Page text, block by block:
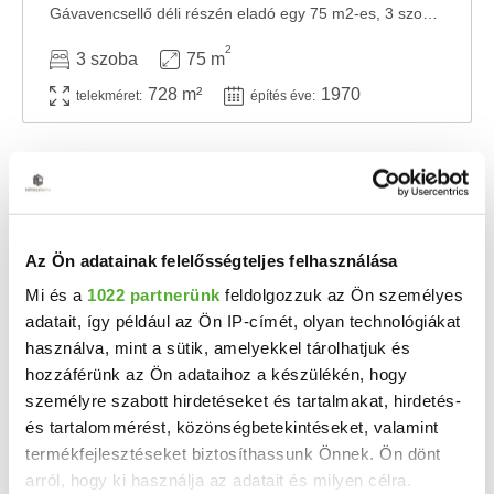
Az Ön adatainak felelősségteljes felhasználása
Mi és a 1022 partnerünk feldolgozzuk az Ön személyes
adatait, így például az Ön IP-címét, olyan technológiákat
használva, mint a sütik, amelyekkel tárolhatjuk és
hozzáférünk az Ön adataihoz a készülékén, hogy
személyre szabott hirdetéseket és tartalmakat, hirdetés-
és tartalommérést, közönségbetekintéseket, valamint
termékfejlesztéseket biztosíthassunk Önnek. Ön dönt
arról, hogy ki használja az adatait és milyen célra.
3 szoba 75 m
2
telekméret: 728 m² építés éve: 1970
10.8 M Ft 2
Gávavencsellő, Kápolna utca 52 - Eladó
családi ház